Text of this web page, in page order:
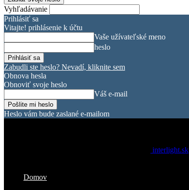
Vyhľadávanie
Prihlásiť sa
Vitajte! prihlásenie k účtu
Vaše užívateľské meno
heslo
Zabudli ste heslo? Nevadí, kliknite sem
Obnova hesla
Obnoviť svoje heslo
Váš e-mail
Heslo vám bude zaslané e-mailom
interlight.sk
Domov